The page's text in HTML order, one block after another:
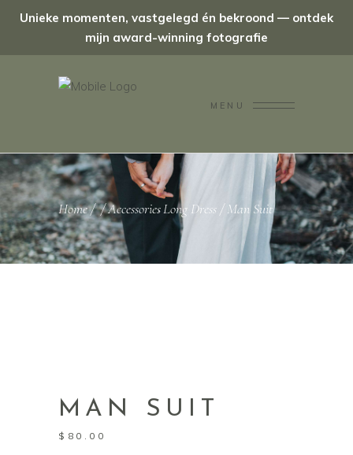
Unieke momenten, vastgelegd én bekroond — ontdek
mijn award-winning fotografie
MENU
Home//Accessories,Long Dress/Man Suit
MAN SUIT
$ 80.00